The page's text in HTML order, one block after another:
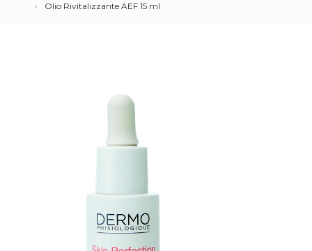
Olio Rivitalizzante AEF 15 ml